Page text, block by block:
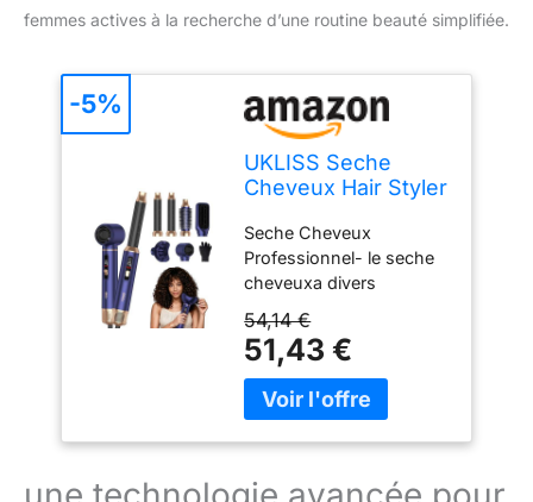
femmes actives à la recherche d’une routine beauté simplifiée.
UKLISS Seche
Cheveux Hair Styler
Cheveux Bouclés,
Fer à Boucler à Air
de 30 mm,LCD
Affichage de la
Température,Air
Styler
Multifonctionnel
1000w,Pour Lisser,
Boucler les
Seche Cheveux
Professionnel- le seche
cheveuxa divers
être remplacés au
besoin. Cette brosse
chauffante peut être
utilisée pour sécher,
brosse brushing pour
54,14 €
51,43 €
-5%